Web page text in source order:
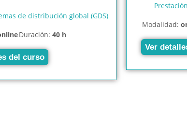
de distribución global (GDS)
Duración: 40 h
del curso
Modalidad:
Ver